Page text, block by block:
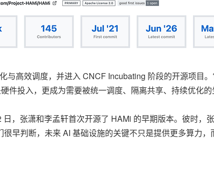
与高效调度，并进入 CNCF Incubating 阶段的开源项目
件投入，更成为需要被统一调度、隔离共享、持续优化的
，张潇和李孟轩首次开源了 HAMi 的早期版本。彼时，
早判断，未来 AI 基础设施的关键不只是提供更多算力